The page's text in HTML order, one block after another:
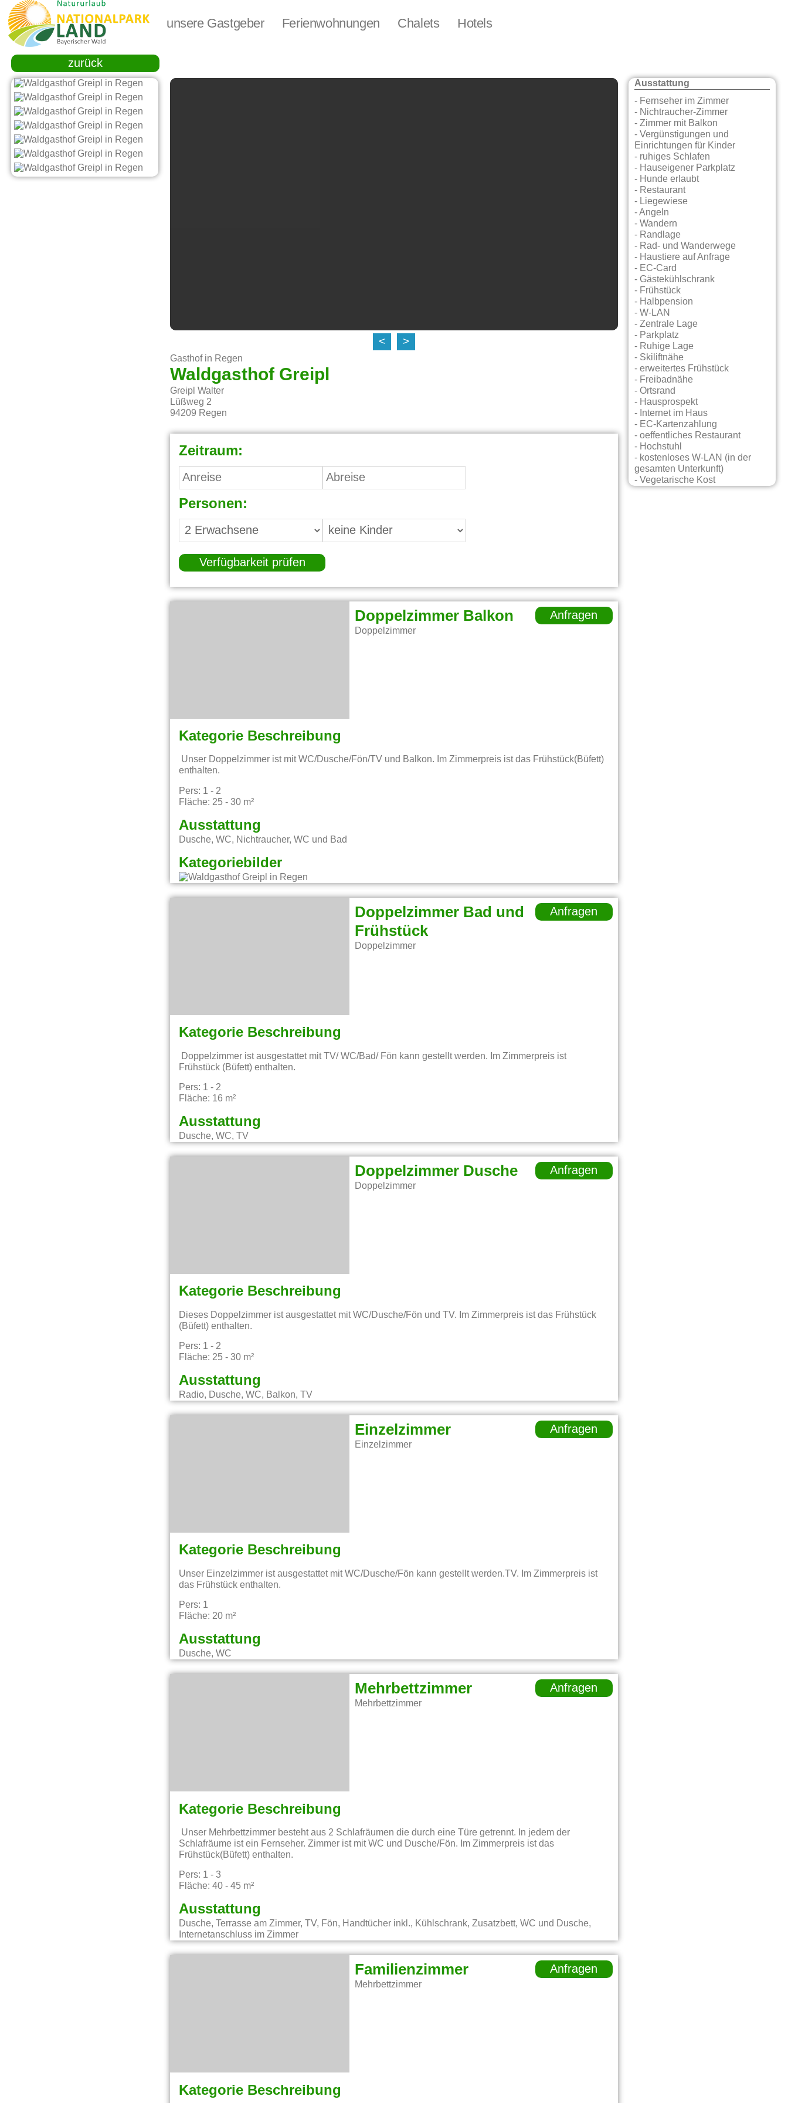
unsere Gastgeber Ferienwohnungen Chalets Hotels
zurück
< >
Gasthof in Regen
Waldgasthof Greipl
Greipl Walter
Lüßweg 2
94209 Regen
Zeitraum:
Personen:
Verfügbarkeit prüfen
Doppelzimmer Balkon
Doppelzimmer
Anfragen
Kategorie Beschreibung
Unser Doppelzimmer ist mit WC/Dusche/Fön/TV und Balkon. Im Zimmerpreis ist das Frühstück(Büfett)
enthalten.
Pers: 1 - 2
Fläche: 25 - 30 m²
Ausstattung
Dusche, WC, Nichtraucher, WC und Bad
Kategoriebilder
Doppelzimmer Bad und
Frühstück
Doppelzimmer
Anfragen
Kategorie Beschreibung
Doppelzimmer ist ausgestattet mit TV/ WC/Bad/ Fön kann gestellt werden. Im Zimmerpreis ist
Frühstück (Büfett) enthalten.
Pers: 1 - 2
Fläche: 16 m²
Ausstattung
Dusche, WC, TV
Doppelzimmer Dusche
Doppelzimmer
Anfragen
Kategorie Beschreibung
Dieses Doppelzimmer ist ausgestattet mit WC/Dusche/Fön und TV. Im Zimmerpreis ist das Frühstück
(Büfett) enthalten.
Pers: 1 - 2
Fläche: 25 - 30 m²
Ausstattung
Radio, Dusche, WC, Balkon, TV
Einzelzimmer
Einzelzimmer
Anfragen
Kategorie Beschreibung
Unser Einzelzimmer ist ausgestattet mit WC/Dusche/Fön kann gestellt werden.TV. Im Zimmerpreis ist
das Frühstück enthalten.
Pers: 1
Fläche: 20 m²
Ausstattung
Dusche, WC
Mehrbettzimmer
Mehrbettzimmer
Anfragen
Kategorie Beschreibung
Unser Mehrbettzimmer besteht aus 2 Schlafräumen die durch eine Türe getrennt. In jedem der
Schlafräume ist ein Fernseher. Zimmer ist mit WC und Dusche/Fön. Im Zimmerpreis ist das
Frühstück(Büfett) enthalten.
Pers: 1 - 3
Fläche: 40 - 45 m²
Ausstattung
Dusche, Terrasse am Zimmer, TV, Fön, Handtücher inkl., Kühlschrank, Zusatzbett, WC und Dusche,
Internetanschluss im Zimmer
Familienzimmer
Mehrbettzimmer
Anfragen
Kategorie Beschreibung
Ausstattung
- Fernseher im Zimmer
- Nichtraucher-Zimmer
- Zimmer mit Balkon
- Vergünstigungen und
Einrichtungen für Kinder
- ruhiges Schlafen
- Hauseigener Parkplatz
- Hunde erlaubt
- Restaurant
- Liegewiese
- Angeln
- Wandern
- Randlage
- Rad- und Wanderwege
- Haustiere auf Anfrage
- EC-Card
- Gästekühlschrank
- Frühstück
- Halbpension
- W-LAN
- Zentrale Lage
- Parkplatz
- Ruhige Lage
- Skiliftnähe
- erweitertes Frühstück
- Freibadnähe
- Ortsrand
- Hausprospekt
- Internet im Haus
- EC-Kartenzahlung
- oeffentliches Restaurant
- Hochstuhl
- kostenloses W-LAN (in der
gesamten Unterkunft)
- Vegetarische Kost